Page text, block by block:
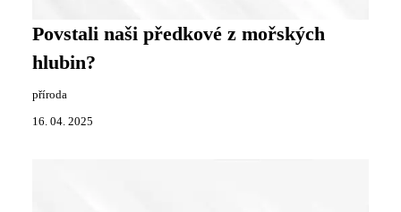
Povstali naši předkové z mořských
hlubin?
příroda
16. 04. 2025